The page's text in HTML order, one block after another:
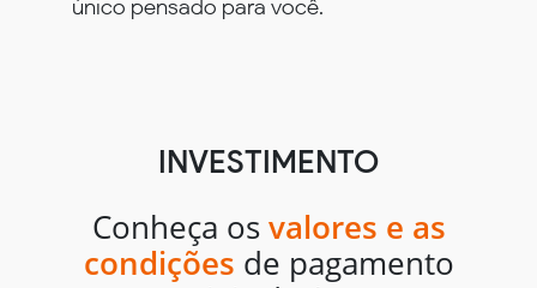
único pensado para você.
INVESTIMENTO
Conheça os valores e as
condições de pagamento